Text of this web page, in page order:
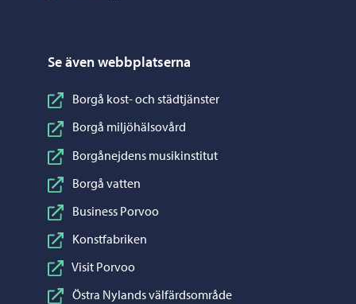
Se även webbplatserna
Borgå kost- och städtjänster
Borgå miljöhälsovård
Borgånejdens musikinstitut
Borgå vatten
Business Porvoo
Konstfabriken
Visit Porvoo
Östra Nylands välfärdsområde